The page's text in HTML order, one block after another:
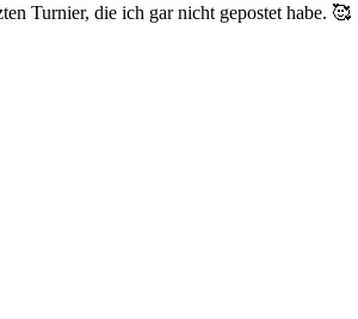
Turnier, die ich gar nicht gepostet habe. 🥰